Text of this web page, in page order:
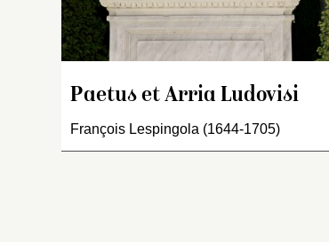
Paetus et Arria Ludovisi
François Lespingola (1644-1705)